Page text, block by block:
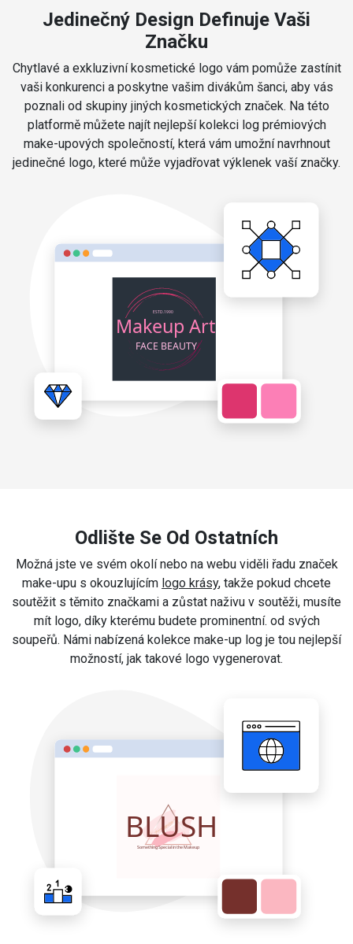
Jedinečný Design Definuje Vaši
Značku
Chytlavé a exkluzivní kosmetické logo vám pomůže zastínit
vaši konkurenci a poskytne vašim divákům šanci, aby vás
poznali od skupiny jiných kosmetických značek. Na této
platformě můžete najít nejlepší kolekci log prémiových
make-upových společností, která vám umožní navrhnout
jedinečné logo, které může vyjadřovat výklenek vaší značky.
Odlište Se Od Ostatních
Možná jste ve svém okolí nebo na webu viděli řadu značek
make-upu s okouzlujícím logo krásy, takže pokud chcete
soutěžit s těmito značkami a zůstat naživu v soutěži, musíte
mít logo, díky kterému budete prominentní. od svých
soupeřů. Námi nabízená kolekce make-up log je tou nejlepší
možností, jak takové logo vygenerovat.